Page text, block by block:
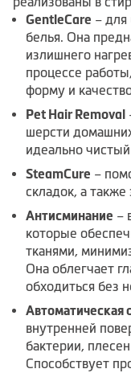
GentleCare – для
белья. Она
излишнего
процессе
форму и
Pet Hair Removal
шерсти
идеально чистый
SteamCure –
складок, а
Антисминание –
которые
тканями,
Она облегчает
обходиться без
Автоматическая
внутренней
бактерии,
Способствует